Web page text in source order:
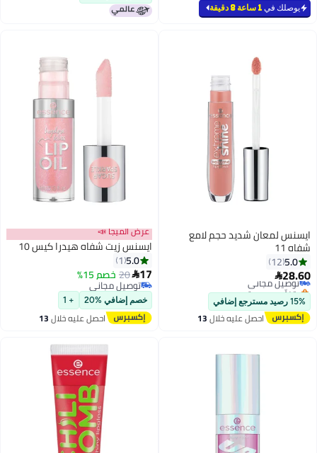
يوصلك في 1 ساعة 8 دقيقة
ايسنس لمعان شديد حجم لامع
شفاه 11
5.0
12
28.60
توصيل مجاني
بتخلّص بسرعة
توصيل مجاني
15% رصيد مسترجع إضافي
احصل عليه خلال13
عرض الميجا 📣
ايسنس زيت شفاه هيدرا كيس 10
5.0
1
17
20 خصم 15%
توصيل مجاني
توصيل مجاني
خصم إضافي %20 + 1
احصل عليه خلال13